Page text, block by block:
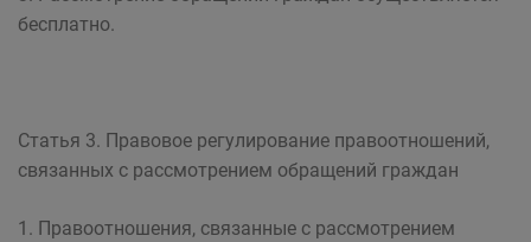
бесплатно.
Статья 3. Правовое регулирование правоотношений,
связанных с рассмотрением обращений граждан
1. Правоотношения, связанные с рассмотрением